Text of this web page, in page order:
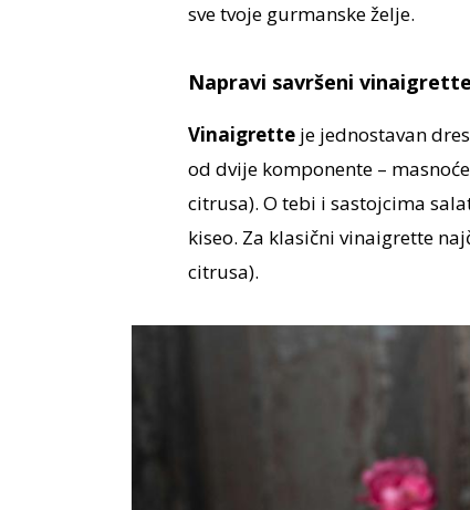
sve tvoje gurmanske želje.
Napravi savršeni vinaigrette
Vinaigrette je jednostavan
od dvije komponente –
citrusa). O tebi i sastojcima
kiseo. Za klasični vinaigrette
citrusa).